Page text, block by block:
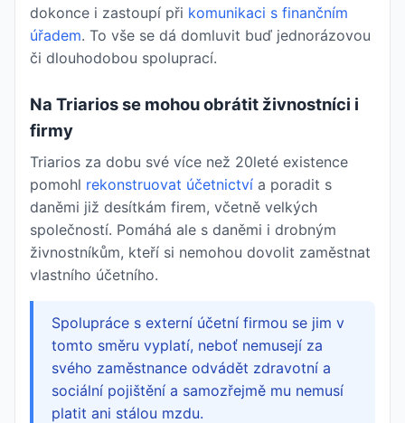
dokonce i zastoupí při komunikaci s finančním
úřadem. To vše se dá domluvit buď jednorázovou
či dlouhodobou spoluprací.
Na Triarios se mohou obrátit živnostníci i
firmy
Triarios za dobu své více než 20leté existence
pomohl rekonstruovat účetnictví a poradit s
daněmi již desítkám firem, včetně velkých
společností. Pomáhá ale s daněmi i drobným
živnostníkům, kteří si nemohou dovolit zaměstnat
vlastního účetního.
Spolupráce s externí účetní firmou se jim v
tomto směru vyplatí, neboť nemusejí za
svého zaměstnance odvádět zdravotní a
sociální pojištění a samozřejmě mu nemusí
platit ani stálou mzdu.